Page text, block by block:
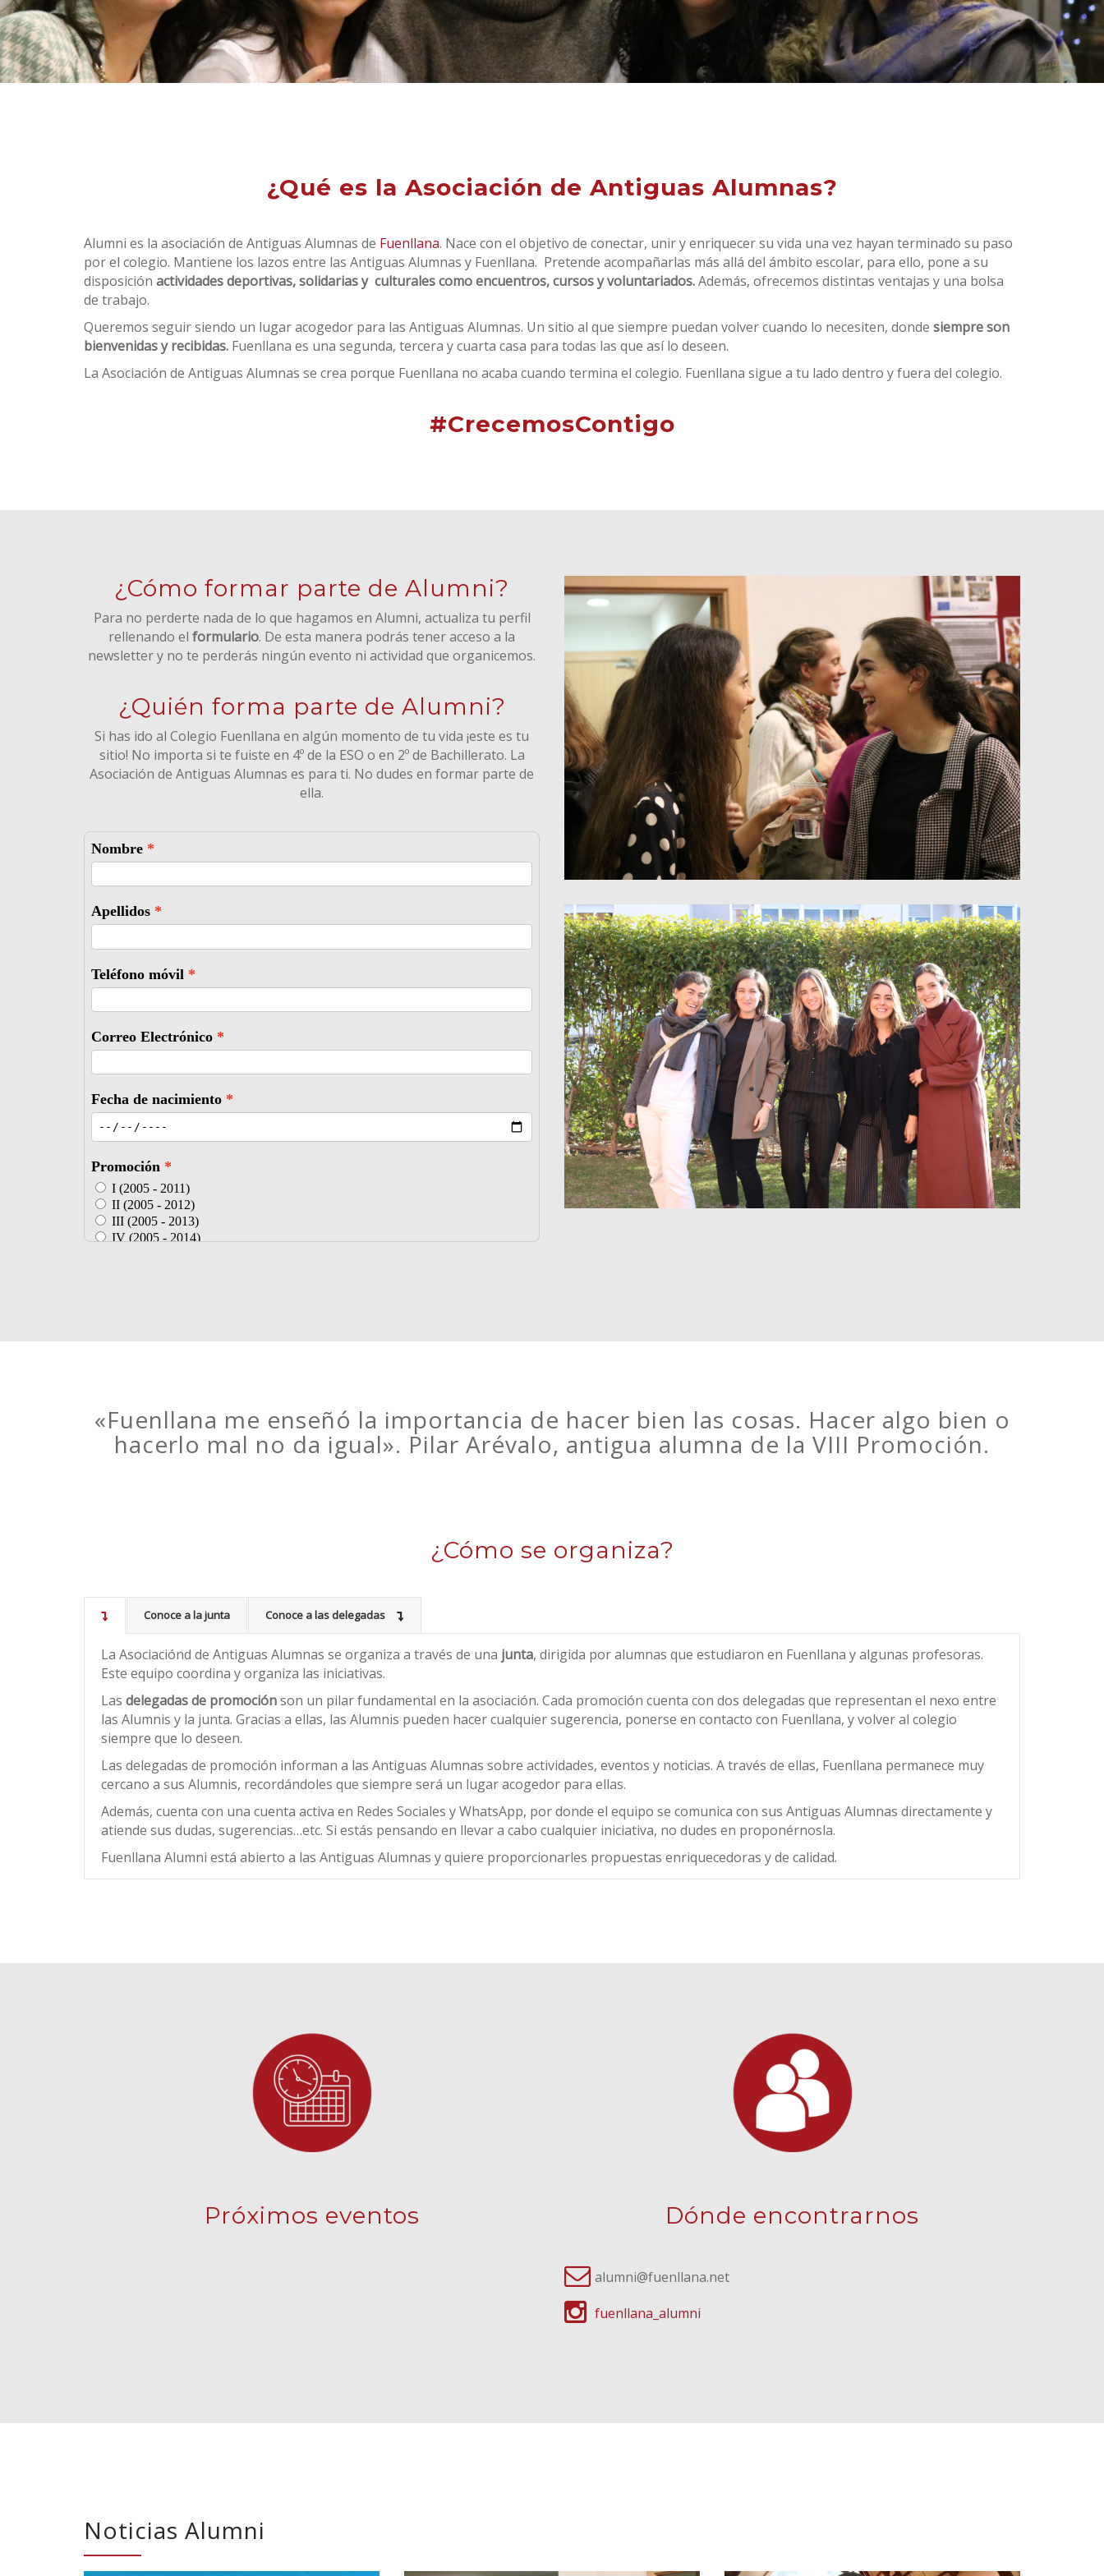
¿Qué es la Asociación de Antiguas Alumnas?
Alumni es la asociación de Antiguas Alumnas de Fuenllana. Nace con el objetivo de conectar, unir y enriquecer su vida una vez hayan terminado su paso
por el colegio. Mantiene los lazos entre las Antiguas Alumnas y Fuenllana. Pretende acompañarlas más allá del ámbito escolar, para ello, pone a su
disposición actividades deportivas, solidarias y culturales como encuentros, cursos y voluntariados.Además, ofrecemos distintas ventajas y una bolsa
de trabajo.
Queremos seguir siendo un lugar acogedor para las Antiguas Alumnas. Un sitio al que siempre puedan volver cuando lo necesiten, donde siempre son
bienvenidas y recibidas. Fuenllana es una segunda, tercera y cuarta casa para todas las que así lo deseen.
La Asociación de Antiguas Alumnas se crea porque Fuenllana no acaba cuando termina el colegio. Fuenllana sigue a tu lado dentro y fuera del colegio.
#CrecemosContigo
¿Cómo formar parte de Alumni?
Para no perderte nada de lo que hagamos en Alumni, actualiza tu perfil
rellenando el formulario. De esta manera podrás tener acceso a la
newsletter y no te perderás ningún evento ni actividad que organicemos.
¿Quién forma parte de Alumni?
Si has ido al Colegio Fuenllana en algún momento de tu vida ¡este es tu
sitio! No importa si te fuiste en 4º de la ESO o en 2º de Bachillerato. La
Asociación de Antiguas Alumnas es para ti. No dudes en formar parte de
ella.
«Fuenllana me enseñó la importancia de hacer bien las cosas. Hacer algo bien o
hacerlo mal no da igual». Pilar Arévalo, antigua alumna de la VIII Promoción.
¿Cómo se organiza?
Conoce a la junta Conoce a las delegadas
La Asociaciónd de Antiguas Alumnas se organiza a través de una junta, dirigida por alumnas que estudiaron en Fuenllana y algunas profesoras.
Este equipo coordina y organiza las iniciativas.
Las delegadas de promociónson un pilar fundamental en la asociación. Cada promoción cuenta con dos delegadas que representan el nexo entre
las Alumnis y la junta. Gracias a ellas, las Alumnis pueden hacer cualquier sugerencia, ponerse en contacto con Fuenllana, y volver al colegio
siempre que lo deseen.
Las delegadas de promoción informan a las Antiguas Alumnas sobre actividades, eventos y noticias. A través de ellas, Fuenllana permanece muy
cercano a sus Alumnis, recordándoles que siempre será un lugar acogedor para ellas.
Además, cuenta con una cuenta activa en Redes Sociales y WhatsApp, por donde el equipo se comunica con sus Antiguas Alumnas directamente y
atiende sus dudas, sugerencias…etc. Si estás pensando en llevar a cabo cualquier iniciativa, no dudes en proponérnosla.
Fuenllana Alumni está abierto a las Antiguas Alumnas y quiere proporcionarles propuestas enriquecedoras y de calidad.
Próximos eventos Dónde encontrarnos
alumni@fuenllana.net
fuenllana_alumni
Noticias Alumni